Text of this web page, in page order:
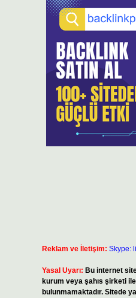
Reklam ve İletişim: Skype:
Yasal Uyarı: Bu internet
kurum veya şahıs şirketi
bulunmamaktadır. Sitede